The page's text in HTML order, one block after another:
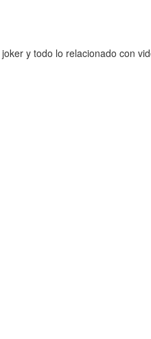
y todo lo relacionado con